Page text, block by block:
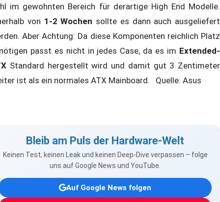
im gewohnten Bereich für derartige High End Modelle.
von 1-2 Wochen sollte es dann auch ausgeliefert
Aber Achtung: Da diese Komponenten reichlich Platz
passt es nicht in jedes Case, da es im Extended-
Standard hergestellt wird und damit gut 3 Zentimeter
ist als ein normales ATX Mainboard. Quelle: Asus
Bleib am Puls der Hardware-Welt
Keinen Test, keinen Leak und keinen Deep-Dive verpassen – folge
uns auf Google News und YouTube.
Auf Google News folgen